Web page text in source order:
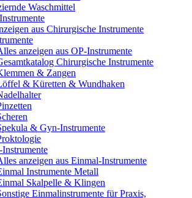
Waschmittel
aus Chirurgische Instrumente
anzeigen aus OP-Instrumente
Chirurgische Instrumente
& Zangen
& Küretten & Wundhaken
& Gyn-Instrumente
anzeigen aus Einmal-Instrumente
Instrumente Metall
Skalpelle & Klingen
Einmalinstrumente für Praxis,